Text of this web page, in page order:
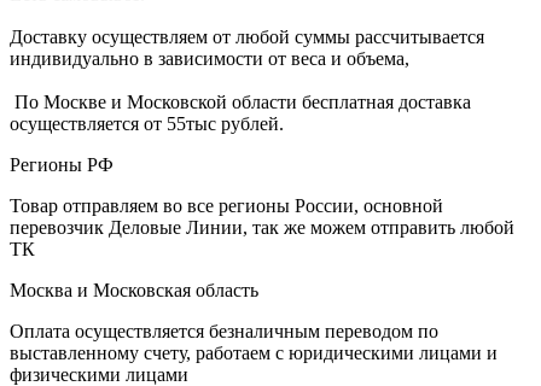
Доставку осуществляем от любой суммы рассчитывается
индивидуально в зависимости от веса и объема,
По Москве и Московской области бесплатная доставка
осуществляется от 55тыс рублей.
Регионы РФ
Товар отправляем во все регионы России, основной
перевозчик Деловые Линии, так же можем отправить любой
ТК
Москва и Московская область
Оплата осуществляется безналичным переводом по
выставленному счету, работаем с юридическими лицами и
физическими лицами